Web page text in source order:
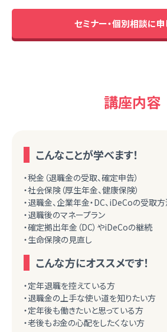
セミナー・個別相談に
講座内容
こんなことが学べます！
・税金（退職金の受取、確定申告）
・社会保険（厚生年金、健康保険）
・退職金、企業年金・DC、iDeCoの受取
・退職後のマネープラン
・確定拠出年金（DC）やiDeCoの継続
・生命保険の見直し
こんな方にオススメです！
・定年退職を控えている方
・退職金の上手な使い道を知りたい方
・定年後も働きたいと思っている方
・老後もお金の心配をしたくない方